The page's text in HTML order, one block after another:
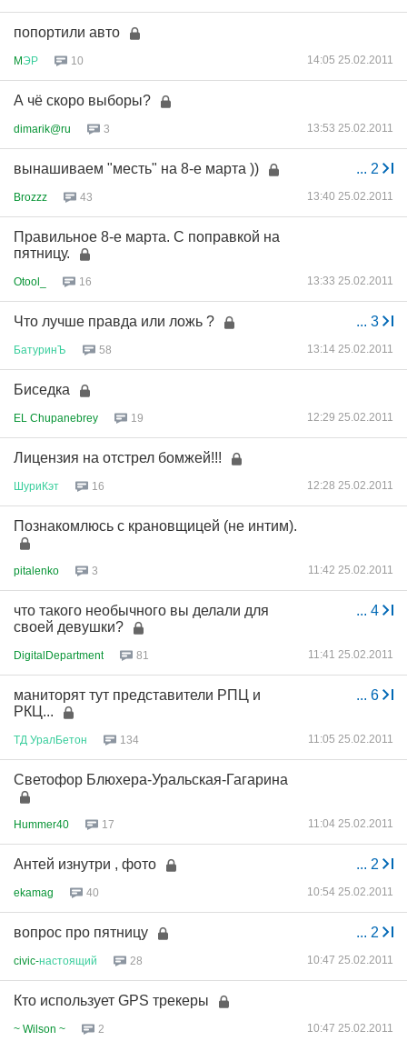
попортили авто
MЭР 10 14:05 25.02.2011
А чё скоро выборы?
dimarik@ru 3 13:53 25.02.2011
... 2
вынашиваем "месть" на 8-е марта ))
Brozzz 43 13:40 25.02.2011
Правильное 8-е марта. С поправкой на
пятницу.
Otool_ 16 13:33 25.02.2011
... 3
Что лучше правда или ложь ?
БатуринЪ 58 13:14 25.02.2011
Биседка
EL Chupanebrey 19 12:29 25.02.2011
Лицензия на отстрел бомжей!!!
ШуриКэт 16 12:28 25.02.2011
Познакомлюсь с крановщицей (не интим).
pitalenko 3 11:42 25.02.2011
... 4
что такого необычного вы делали для
своей девушки?
DigitalDepartment 81 11:41 25.02.2011
... 6
маниторят тут представители РПЦ и
РКЦ...
ТД УралБетон 134 11:05 25.02.2011
Светофор Блюхера-Уральская-Гагарина
Hummer40 17 11:04 25.02.2011
... 2
Антей изнутри , фото
ekamag 40 10:54 25.02.2011
... 2
вопрос про пятницу
civic-настоящий 28 10:47 25.02.2011
Кто использует GPS трекеры
~ Wilson ~ 2 10:47 25.02.2011